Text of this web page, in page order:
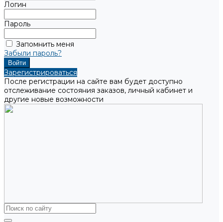
Логин
Пароль
Запомнить меня
Забыли пароль?
Зарегистрироваться
После регистрации на сайте вам будет доступно
отслеживание состояния заказов, личный кабинет и
другие новые возможности